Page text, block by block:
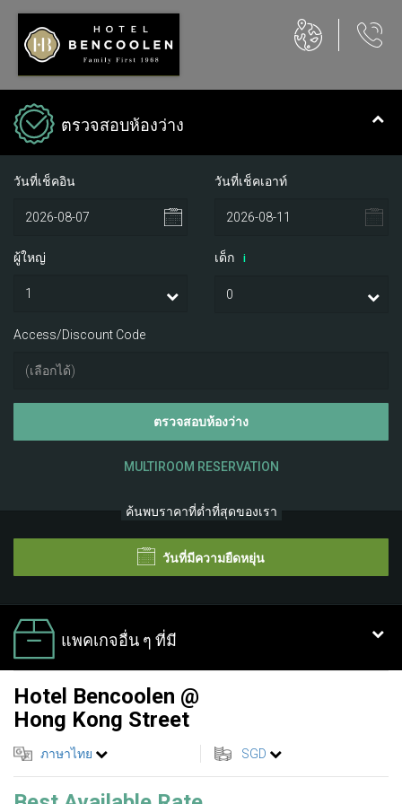
ตรวจสอบห้องว่าง
วันที่เช็คอิน วันที่เช็คเอาท์
ผู้ใหญ่ เด็ก i
Access/Discount Code
ตรวจสอบห้องว่าง
MULTIROOM RESERVATION
ค้นพบราคาที่ต่ำที่สุดของเรา
วันที่มีความยืดหยุ่น
แพคเกจอื่น ๆ ที่มี
Hotel Bencoolen @
Hong Kong Street
ภาษาไทย SGD